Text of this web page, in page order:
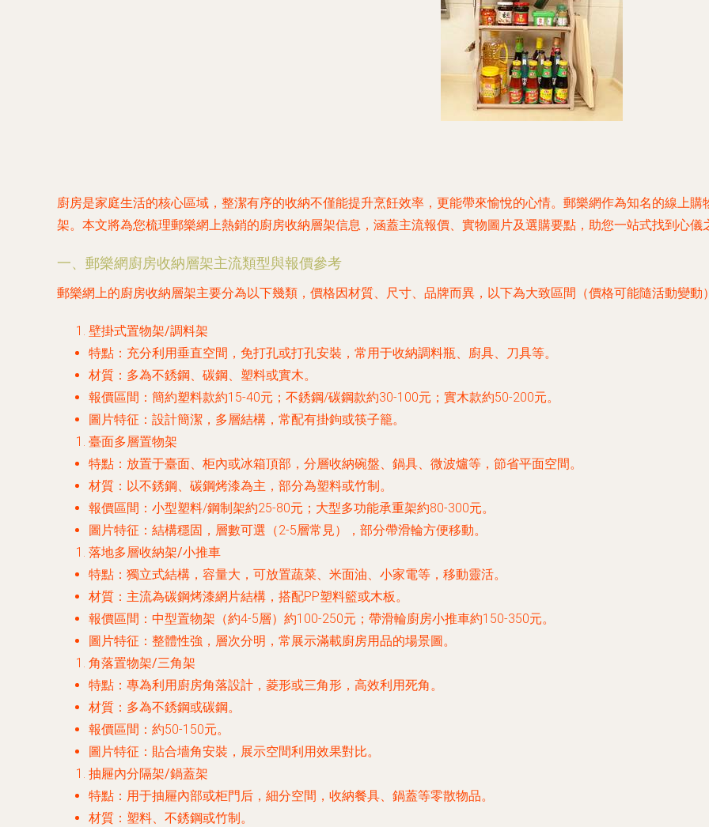
廚房是家庭生活的核心區域，整潔有序的收納不僅能提升烹飪效率，更能帶來愉悅的心情。郵樂網作為知名的線上
架。本文將為您梳理郵樂網上熱銷的廚房收納層架信息，涵蓋主流報價、實物圖片及選購要點，助您一站式找到心儀
一、郵樂網廚房收納層架主流類型與報價參考
郵樂網上的廚房收納層架主要分為以下幾類，價格因材質、尺寸、品牌而異，以下為大致區間（價格可能隨活動變動
壁掛式置物架/調料架
特點 ：充分利用垂直空間，免打孔或打孔安裝，常用于收納調料瓶、廚具、刀具等。
材質 ：多為不銹鋼、碳鋼、塑料或實木。
報價區間 ：簡約塑料款約15-40元；不銹鋼/碳鋼款約30-100元；實木款約50-200元。
圖片特征 ：設計簡潔，多層結構，常配有掛鉤或筷子籠。
臺面多層置物架
特點 ：放置于臺面、柜內或冰箱頂部，分層收納碗盤、鍋具、微波爐等，節省平面空間。
材質 ：以不銹鋼、碳鋼烤漆為主，部分為塑料或竹制。
報價區間 ：小型塑料/鋼制架約25-80元；大型多功能承重架約80-300元。
圖片特征 ：結構穩固，層數可選（2-5層常見），部分帶滑輪方便移動。
落地多層收納架/小推車
特點 ：獨立式結構，容量大，可放置蔬菜、米面油、小家電等，移動靈活。
材質 ：主流為碳鋼烤漆網片結構，搭配PP塑料籃或木板。
報價區間 ：中型置物架（約4-5層）約100-250元；帶滑輪廚房小推車約150-350元。
圖片特征 ：整體性強，層次分明，常展示滿載廚房用品的場景圖。
角落置物架/三角架
特點 ：專為利用廚房角落設計，菱形或三角形，高效利用死角。
材質 ：多為不銹鋼或碳鋼。
報價區間 ：約50-150元。
圖片特征 ：貼合墻角安裝，展示空間利用效果對比。
抽屜內分隔架/鍋蓋架
特點 ：用于抽屜內部或柜門后，細分空間，收納餐具、鍋蓋等零散物品。
材質 ：塑料、不銹鋼或竹制。